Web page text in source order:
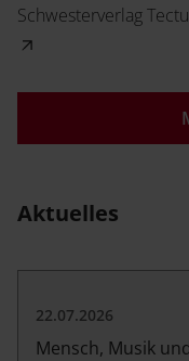
Karriere
Prospekte
Mein Buch
Kontakt
Schwesterverlag
Aktuelles
22.07.2026
Mensch, Musik